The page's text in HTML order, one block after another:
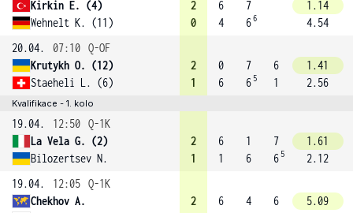
Kirkin E. (4)
Wehnelt K. (11)
2
0
6
4
7
66
1.14
4.54
20.04.
07:10 Q-OF
Krutykh O. (12)
Staeheli L. (6)
2
1
0
6
7
6 5
6
1
1.41
2.56
Kvalifikace - 1. kolo
19.04. 12:50 Q-1K
La Vela G. (2)
Bilozertsev N.
2
1
6
1
1
6
7
6 5
1.61
2.12
19.04.
12:05 Q-1K
Chekhov A.
2
6
4
6
5.09